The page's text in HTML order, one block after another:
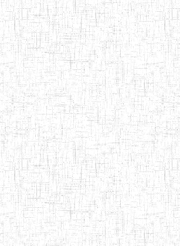
HAUT
12/08/2013 ENIEG
DE
05/09/2003 ENIEG
07/09/2012 ENIEG
TERESA
14/03/2014 ENIEG